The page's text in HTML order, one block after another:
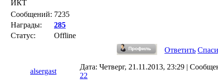
ИКТ
Сообщений: 7235
Награды:
285
Статус:
Offline
Ответить
alsergast
Дата: Четверг, 21.11.2013, 23:29 |
22